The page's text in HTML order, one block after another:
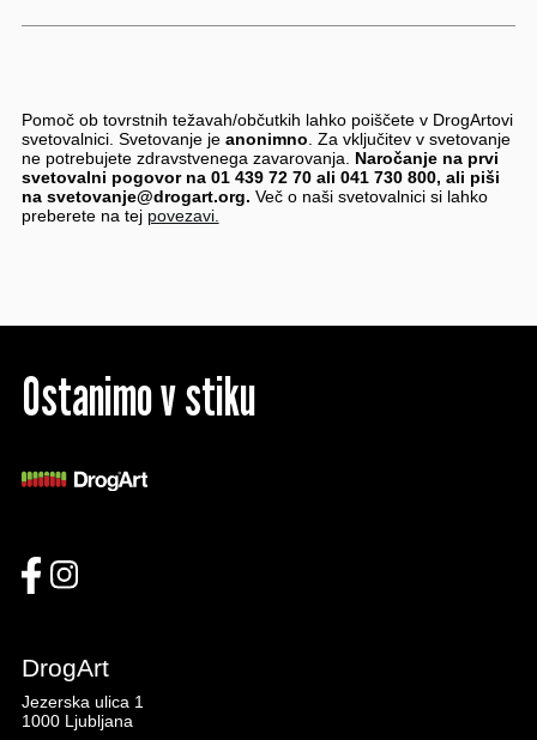
Pomoč ob tovrstnih težavah/občutkih lahko poiščete v DrogArtovi
svetovalnici. Svetovanje je anonimno. Za vključitev v svetovanje
ne potrebujete zdravstvenega zavarovanja. Naročanje na prvi
svetovalni pogovor na 01 439 72 70 ali 041 730 800, ali piši
na svetovanje@drogart.org. Več o naši svetovalnici si lahko
preberete na tej povezavi.
Ostanimo v stiku
DrogArt
Jezerska ulica 1
1000 Ljubljana